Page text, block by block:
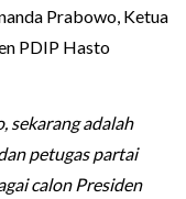
Prabowo, Ketua
PDIP Hasto
sekarang adalah
petugas partai
calon Presiden